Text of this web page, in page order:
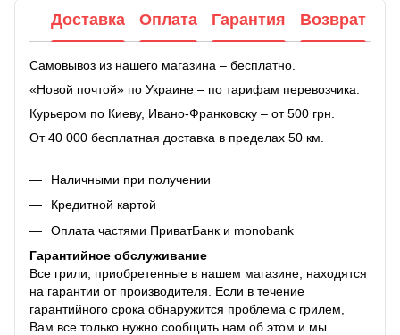
Доставка Оплата Гарантия Возврат
Самовывоз из нашего магазина – бесплатно.
«Новой почтой» по Украине – по тарифам перевозчика.
Курьером по Киеву, Ивано-Франковску – от 500 грн.
От 40 000 бесплатная доставка в пределах 50 км.
Наличными при получении
Кредитной картой
Оплата частями ПриватБанк и monobank
Гарантийное обслуживание
Все грили, приобретенные в нашем магазине, находятся
на гарантии от производителя. Если в течение
гарантийного срока обнаружится проблема с грилем,
Вам все только нужно сообщить нам об этом и мы